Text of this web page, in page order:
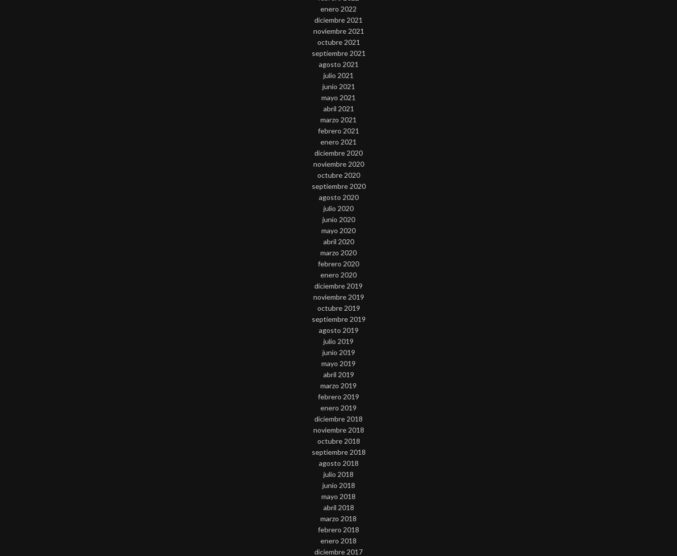
enero 2022
diciembre 2021
noviembre 2021
octubre 2021
septiembre 2021
agosto 2021
julio 2021
junio 2021
mayo 2021
abril 2021
marzo 2021
febrero 2021
enero 2021
diciembre 2020
noviembre 2020
octubre 2020
septiembre 2020
agosto 2020
julio 2020
junio 2020
mayo 2020
abril 2020
marzo 2020
febrero 2020
enero 2020
diciembre 2019
noviembre 2019
octubre 2019
septiembre 2019
agosto 2019
julio 2019
junio 2019
mayo 2019
abril 2019
marzo 2019
febrero 2019
enero 2019
diciembre 2018
noviembre 2018
octubre 2018
septiembre 2018
agosto 2018
julio 2018
junio 2018
mayo 2018
abril 2018
marzo 2018
febrero 2018
enero 2018
diciembre 2017